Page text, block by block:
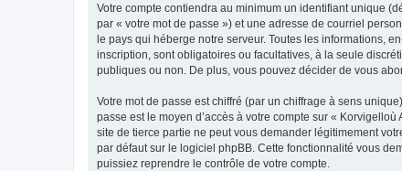
Votre compte contiendra au minimum un identifiant unique
par « votre mot de passe ») et une adresse de courriel
le pays qui héberge notre serveur. Toutes les informations,
inscription, sont obligatoires ou facultatives, à la seule
publiques ou non. De plus, vous pouvez décider de vous
Votre mot de passe est chiffré (par un chiffrage à sens
passe est le moyen d’accès à votre compte sur «
site de tierce partie ne peut vous demander légitimement
par défaut sur le logiciel phpBB. Cette fonctionnalité vous
puissiez reprendre le contrôle de votre compte.